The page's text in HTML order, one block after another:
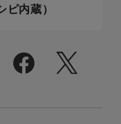
内蔵）